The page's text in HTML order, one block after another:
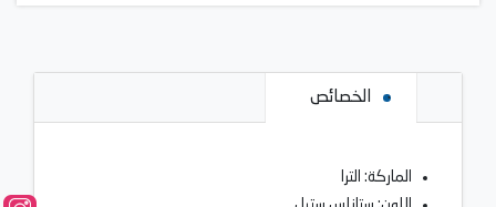
الخصائص
الماركة: الترا